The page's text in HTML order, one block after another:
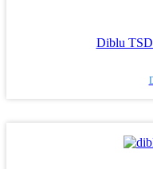
Diblu